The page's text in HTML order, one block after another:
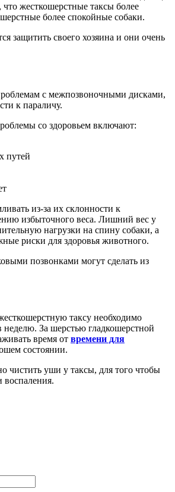
что жесткошерстные таксы более
более спокойные собаки.
защитить своего хозяина и они очень
с межпозвоночными дисками,
к параличу.
со здоровьем включают:
путей
из-за их склонности к
избыточного веса. Лишний вес у
нагрузки на спину собаки, а
риски для здоровья животного.
позвонками могут сделать из
таксу необходимо
неделю. За шерстью гладкошерстной
время от времени для
состоянии.
чистить уши у таксы, для того чтобы
воспаления.